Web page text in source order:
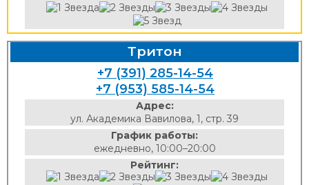
Тритон
+7 (391) 285-14-54
+7 (953) 585-14-54
Адрес:
ул. Академика Вавилова, 1, стр. 39
График работы:
ежедневно, 10:00–20:00
Рейтинг: